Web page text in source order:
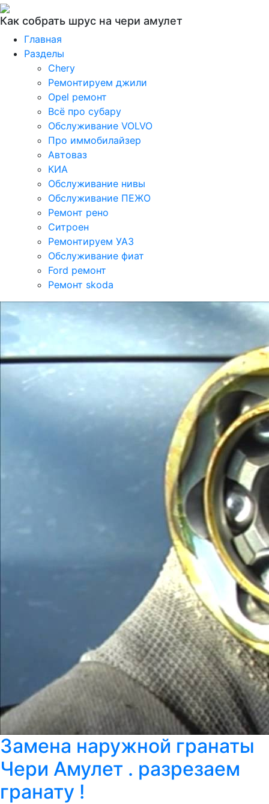
Как собрать шрус на чери амулет
Главная
Разделы
Chery
Ремонтируем джили
Opel ремонт
Всё про субару
Обслуживание VOLVO
Про иммобилайзер
Автоваз
КИА
Обслуживание нивы
Обслуживание ПЕЖО
Ремонт рено
Ситроен
Ремонтируем УАЗ
Обслуживание фиат
Ford ремонт
Ремонт skoda
Замена наружной гранаты
Чери Амулет . разрезаем
гранату !